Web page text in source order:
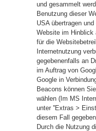
und gesammelt
Benutzung dieser
USA übertragen
Website im Hinblick
für die
Internetnutzung
gegebenenfalls an
im Auftrag von
Google in
Beacons können
wählen (Im MS
unter ''Extras >
diesem Fall
Durch die Nutzung